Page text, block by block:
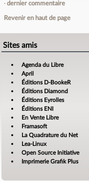
dernier commentaire
Revenir en haut de page
Sites amis
Agenda du Libre
April
Éditions D-BookeR
Éditions Diamond
Éditions Eyrolles
Éditions ENI
En Vente Libre
Framasoft
La Quadrature du Net
Lea-Linux
Open Source Initiative
Imprimerie Grafik Plus